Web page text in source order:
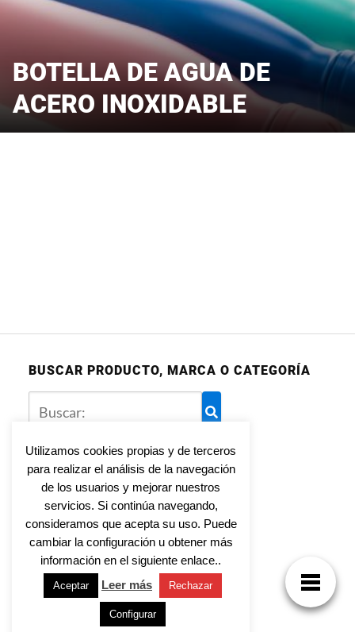
BOTELLA DE AGUA DE
ACERO INOXIDABLE
BUSCAR PRODUCTO, MARCA O CATEGORÍA
Aviso legal
Política de privacidad
Política de cookies
Tienda Online para toda la familia
Utilizamos cookies propias y de terceros
para realizar el análisis de la navegación
de los usuarios y mejorar nuestros
servicios. Si continúa navegando,
consideramos que acepta su uso. Puede
cambiar la configuración u obtener más
información en el siguiente enlace..
Aceptar Leer más Rechazar
Configurar